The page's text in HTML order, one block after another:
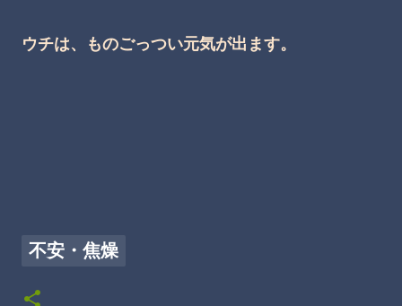
ウチは、ものごっつい元気が出ます。
不安・焦燥